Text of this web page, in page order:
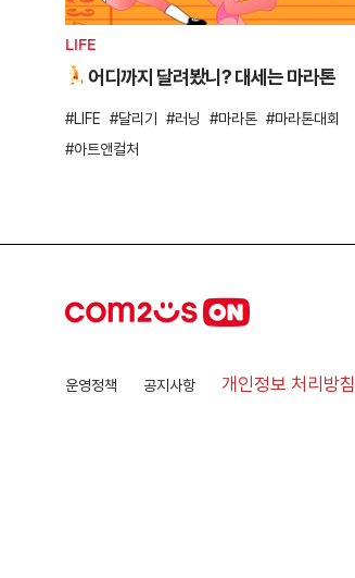
LIFE
어디까지 달려봤니? 대세는 마라톤
LIFE 달리기 러닝 마라톤
마라톤대회
아트앤컬처
운영정책 공지사항 개인정보 처리방침